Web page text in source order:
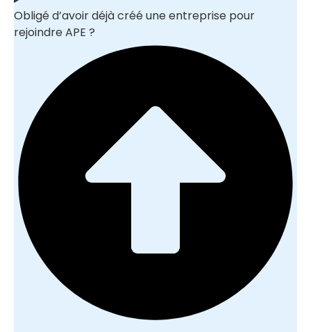
Obligé d’avoir déjà créé une entreprise pour
rejoindre APE ?